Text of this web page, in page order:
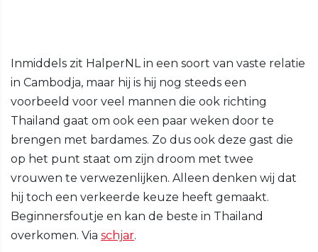
Inmiddels zit HalperNL in een soort van vaste relatie
in Cambodja, maar hij is hij nog steeds een
voorbeeld voor veel mannen die ook richting
Thailand gaat om ook een paar weken door te
brengen met bardames. Zo dus ook deze gast die
op het punt staat om zijn droom met twee
vrouwen te verwezenlijken. Alleen denken wij dat
hij toch een verkeerde keuze heeft gemaakt.
Beginnersfoutje en kan de beste in Thailand
overkomen. Via schjar.